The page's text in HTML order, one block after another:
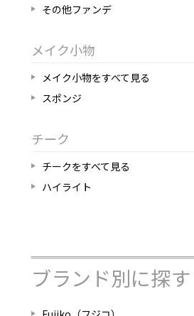
その他ファンデ
メイク小物
メイク小物をすべて見る
スポンジ
チーク
チークをすべて見る
ハイライト
ブランド別に探す